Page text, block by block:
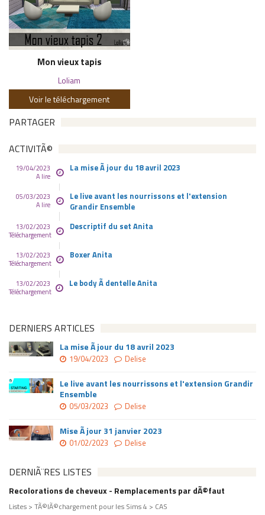
Mon vieux tapis
Loliam
Voir le téléchargement
PARTAGER
ACTIVITÃ©
19/04/2023
A lire
La mise Ã jour du 18 avril 2023
05/03/2023
A lire
Le live avant les nourrissons et l'extension
Grandir Ensemble
13/02/2023
Téléchargement
Descriptif du set Anita
13/02/2023
Téléchargement
Boxer Anita
13/02/2023
Téléchargement
Le body Ã dentelle Anita
DERNIERS ARTICLES
La mise Ã jour du 18 avril 2023
19/04/2023 Delise
Le live avant les nourrissons et l'extension Grandir
Ensemble
05/03/2023 Delise
Mise Ã jour 31 janvier 2023
01/02/2023 Delise
DERNIÃ¨RES LISTES
Recolorations de cheveux - Remplacements par dÃ©faut
Listes > TÃ©lÃ©chargement pour les Sims 4 > CAS